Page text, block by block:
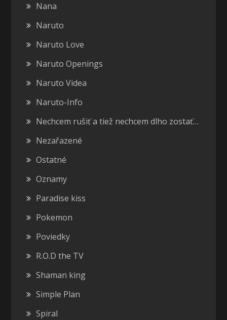
Nana
Naruto
Naruto Love
Naruto Openings
Naruto Videa
Naruto-Info
Nechcem rušiť a tiež nechcem dlho zostať…
Nezařazené
Ostatné
Oznamy
Paradise kiss
Pokemon
Poviedky
R.O.D the TV
Shaman king
Simple Plan
Spiral